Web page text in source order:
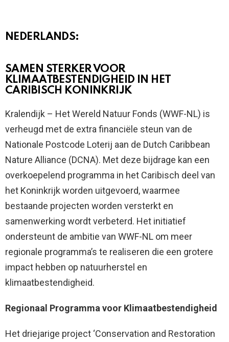
NEDERLANDS:
SAMEN STERKER VOOR
KLIMAATBESTENDIGHEID IN HET
CARIBISCH KONINKRIJK
Kralendijk – Het Wereld Natuur Fonds (WWF-NL) is
verheugd met de extra financiële steun van de
Nationale Postcode Loterij aan de Dutch Caribbean
Nature Alliance (DCNA). Met deze bijdrage kan een
overkoepelend programma in het Caribisch deel van
het Koninkrijk worden uitgevoerd, waarmee
bestaande projecten worden versterkt en
samenwerking wordt verbeterd. Het initiatief
ondersteunt de ambitie van WWF-NL om meer
regionale programma’s te realiseren die een grotere
impact hebben op natuurherstel en
klimaatbestendigheid.
Regionaal Programma voor Klimaatbestendigheid
Het driejarige project ‘Conservation and Restoration